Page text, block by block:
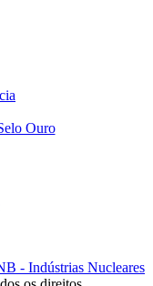
- Indústrias Nucleares